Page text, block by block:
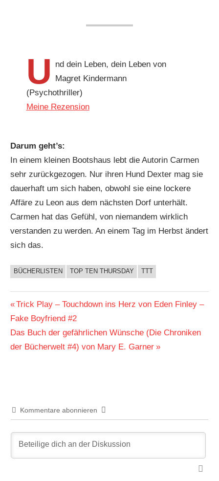
U
nd dein Leben, dein Leben von
Magret Kindermann
(Psychothriller)
Meine Rezension
Darum geht’s:
In einem kleinen Bootshaus lebt die Autorin Carmen
sehr zurückgezogen. Nur ihren Hund Dexter mag sie
dauerhaft um sich haben, obwohl sie eine lockere
Affäre zu Leon aus dem nächsten Dorf unterhält.
Carmen hat das Gefühl, von niemandem wirklich
verstanden zu werden. An einem Tag im Herbst ändert
sich das.
BUCHIGES
BÜCHERLISTEN TOP TEN THURSDAY TTT
Beitragsnavigation
Vorheriger
Beitrag:
Trick Play – Touchdown ins Herz von Eden Finley –
Fake Boyfriend #2
Nächster
Beitrag:
Das Buch der gefährlichen Wünsche (Die Chroniken
der Bücherwelt #4) von Mary E. Garner
Kommentare abonnieren